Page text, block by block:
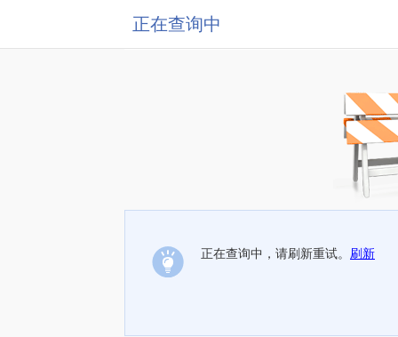
正在查询中
正在查询中，请刷新重试。 刷新